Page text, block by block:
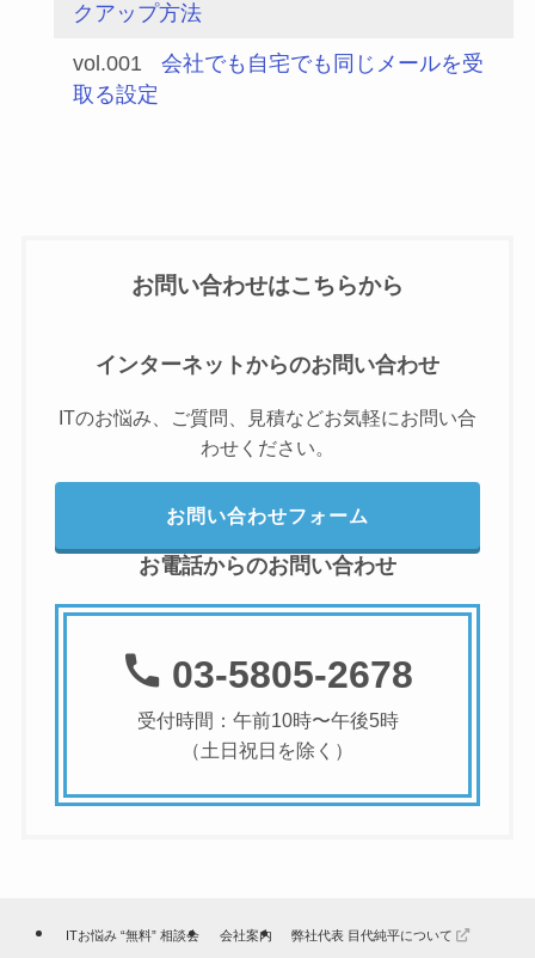
クアップ方法
vol.001
会社でも自宅でも同じメールを受
取る設定
お問い合わせはこちらから
インターネットからのお問い合わせ
ITのお悩み、ご質問、見積などお気軽にお問い合
わせください。
お問い合わせフォーム
お電話からのお問い合わせ
03-5805-2678
受付時間：午前10時〜午後5時
（土日祝日を除く）
ITお悩み “無料” 相談会 会社案内 弊社代表 目代純平について